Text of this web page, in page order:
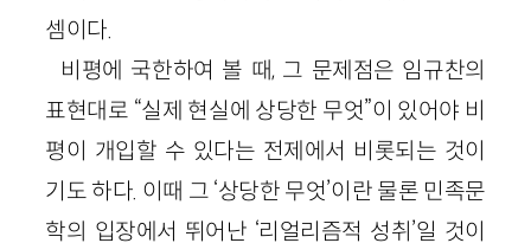
셈이다.
비평에 국한하여 볼 때, 그 문제점은 임규찬의
표현대로 “실제 현실에 상당한 무엇”이 있어야 비
평이 개입할 수 있다는 전제에서 비롯되는 것이
기도 하다. 이때 그 ‘상당한 무엇’이란 물론 민족문
학의 입장에서 뛰어난 ‘리얼리즘적 성취’일 것이